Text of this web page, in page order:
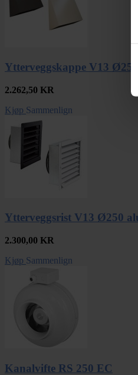
Ytterveggskappe V13 Ø250
2.262,50 KR
Kjøp Sammenlign
Ytterveggsrist V13 Ø250
2.300,00 KR
Kjøp Sammenlign
Kanalvifte RS 250 EC